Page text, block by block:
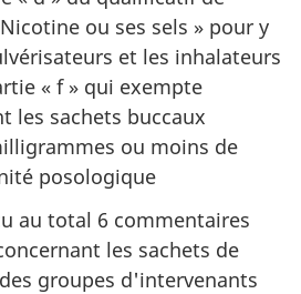
ou ses sels » pour y
et les inhalateurs
« f » qui exempte
les sachets buccaux
ou moins de
posologique
au total 6 commentaires
les sachets de
groupes d'intervenants